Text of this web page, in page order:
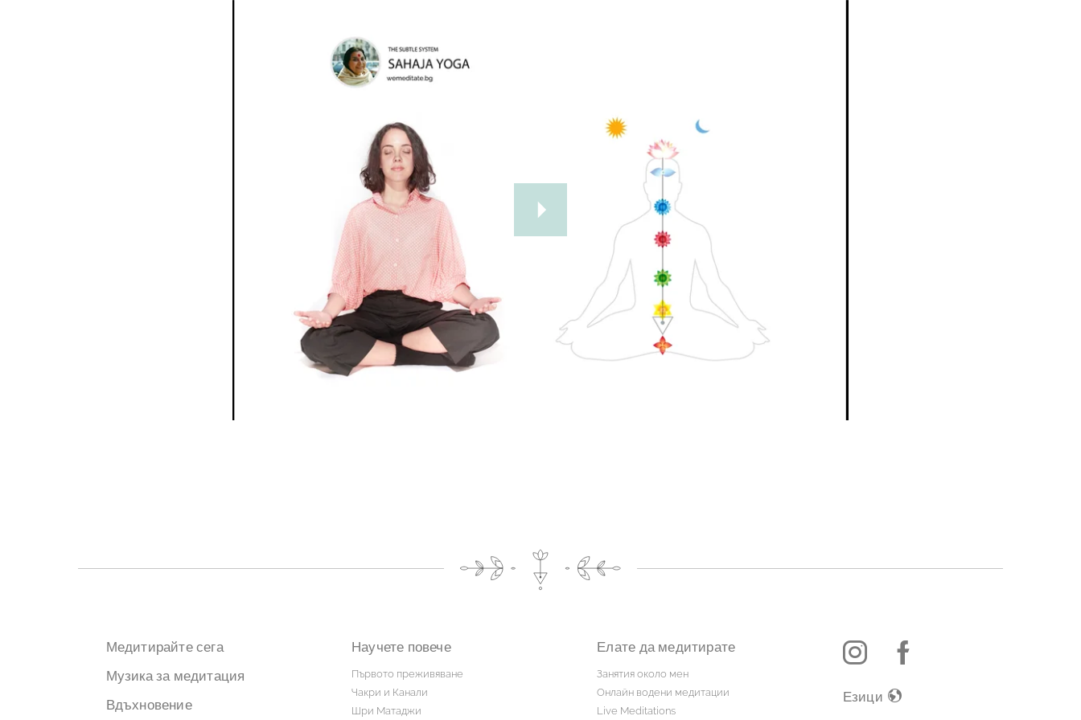
Допълнително четене
Медитирайте сега
Музика за медитация
Вдъхновение
Научете повече
Първото преживяване
Чакри и Канали
Шри Матаджи
Елате да медитирате
Занятия около мен
Онлайн водени медитации
Live Meditations
Езици